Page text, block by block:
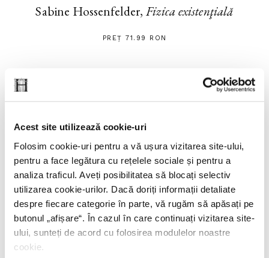
Acest site utilizează cookie-uri
Folosim cookie-uri pentru a vă ușura vizitarea site-ului,
pentru a face legătura cu rețelele sociale și pentru a
analiza traficul. Aveți posibilitatea să blocați selectiv
utilizarea cookie-urilor. Dacă doriți informații detaliate
despre fiecare categorie în parte, vă rugăm să apăsați pe
butonul „ afișare“. În cazul în care continuați vizitarea site-
ului, sunteți de acord cu folosirea modulelor noastre
cookie.
Sabine Hossenfelder, Fizica existenţială
PREȚ 71.99 RON